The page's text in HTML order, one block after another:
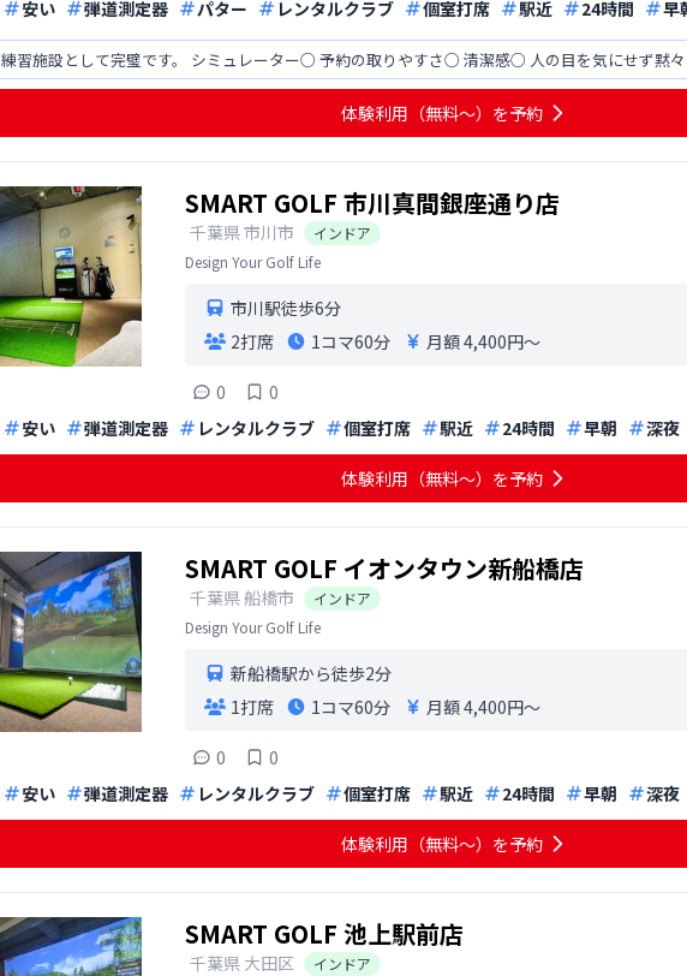
安い 弾道測定器 パター レンタルクラブ 個室打席 駅近 24時間 早
練習施設として完璧です。 シミュレーター○ 予約の取りやすさ○ 清潔感○ 人の目を気にせず黙々
体験利用（無料〜）を予約
SMART GOLF 市川真間銀座通り店
千葉県市川市
インドア
Design Your Golf Life
市川駅徒歩6分
2打席
1コマ60分 月額 4,400円〜
0
0
安い 弾道測定器 レンタルクラブ 個室打席 駅近 24時間 早朝 深夜
体験利用（無料〜）を予約
SMART GOLF イオンタウン新船橋店
千葉県船橋市
インドア
Design Your Golf Life
新船橋駅から徒歩2分
1打席
1コマ60分 月額 4,400円〜
0
0
安い 弾道測定器 レンタルクラブ 個室打席 駅近 24時間 早朝 深夜
体験利用（無料〜）を予約
SMART GOLF 池上駅前店
千葉県 大田区
インドア